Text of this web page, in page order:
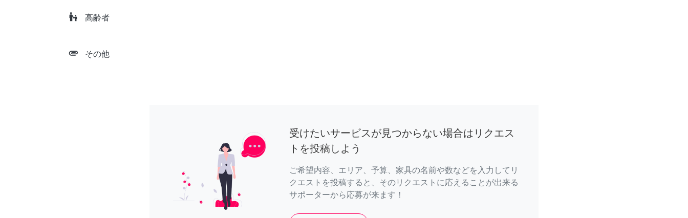
escalator_warning 高齢者
attachment その他
受けたいサービスが見つからない場合はリクエス
トを投稿しよう
ご希望内容、エリア、予算、家具の名前や数などを入力してリ
クエストを投稿すると、そのリクエストに応えることが出来る
サポーターから応募が来ます！